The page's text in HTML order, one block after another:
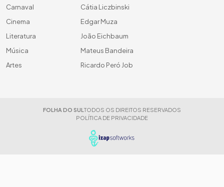
Carnaval
Cinema
Literatura
Música
Artes
Cátia Liczbinski
Edgar Muza
João Eichbaum
Mateus Bandeira
Ricardo Peró Job
FOLHA DO SUL TODOS OS DIREITOS RESERVADOS
POLÍTICA DE PRIVACIDADE